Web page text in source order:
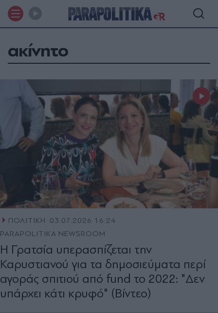
ακίνητο
ΠΟΛΙΤΙΚΗ
03.07.2026 16:24
PARAPOLITIKA NEWSROOM
Η Γρατσία υπερασπίζεται την
Καρυστιανού για τα δημοσιεύματα περί
αγοράς σπιτιού από fund το 2022: "Δεν
υπάρχει κάτι κρυφό" (Βίντεο)